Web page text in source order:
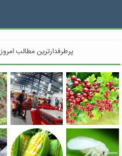
پرطرفدارترین مطالب امروز